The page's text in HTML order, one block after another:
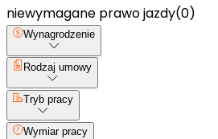
niewymagane prawo jazdy(0)
Wynagrodzenie
Rodzaj umowy
Tryb pracy
Wymiar pracy